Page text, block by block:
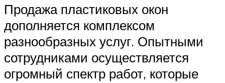
Продажа пластиковых окон
дополняется комплексом
разнообразных услуг. Опытными
сотрудниками осуществляется
огромный спектр работ, которые